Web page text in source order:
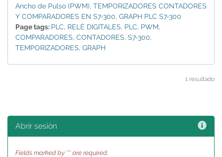
Ancho de Pulso (PWM), TEMPORIZADORES CONTADORES
Y COMPARADORES EN S7-300, GRAPH PLC S7-300
Page tags: PLC, RELÉ DIGITALES, PLC, PWM,
COMPARADORES, CONTADORES, S7-300,
TEMPORIZADORES, GRAPH
1 resultado
Abrir sesión
Fields marked by '*' are required.